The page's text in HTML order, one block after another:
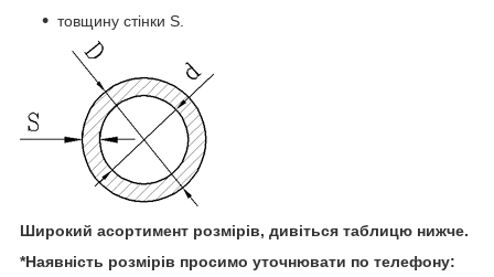
товщину стінки S.
Широкий асортимент розмірів, дивіться таблицю нижче.
*Наявність розмірів просимо уточнювати по телефону: